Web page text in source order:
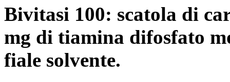
Bivitasi 100: scatola di
mg di tiamina difosfato
fiale solvente.